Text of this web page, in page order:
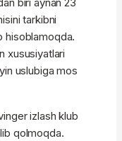
tarkibni
hisoblamoqda.
xususiyatlari
uslubiga mos
izlash klub
qolmoqda.